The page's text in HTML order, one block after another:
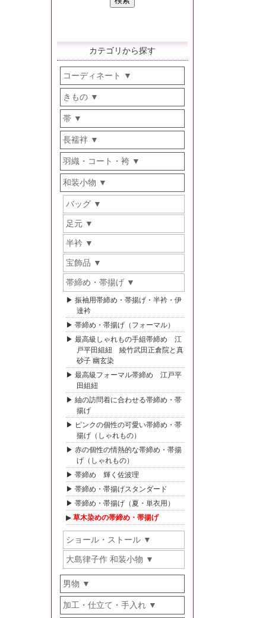
カテゴリから探す
コーディネート
きもの
帯
長襦袢
羽織・コート・袴
和装小物
バッグ
足元
半衿
宝飾品
帯締め・帯揚げ
振袖用帯締め・帯揚げ・半衿・伊
達衿
帯締め・帯揚げ（フォーマル）
最高級しゃれもの手組帯締め 江
戸平田組紐 綾竹武田正倉院と真
砂子 幽玄染
最高級フォーマル帯締め 江戸平
田組紐
紬の訪問着に合わせる帯締め・帯
揚げ
ピンクの個性の可愛い帯締め・帯
揚げ（しゃれもの）
赤の個性の情熱的な帯締め・帯揚
げ（しゃれもの）
帯締め 輝く佐波理
帯締め・帯揚げスタンダード
帯締め・帯揚げ（夏・単衣用）
草木染めの帯締め・帯揚げ
ショール・ストール
大島律子作 和装小物
男物
加工・仕立て・手入れ